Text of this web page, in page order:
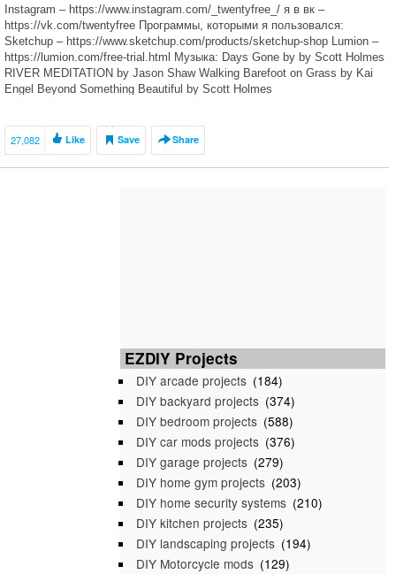
Instagram – https://www.instagram.com/_twentyfree_/ я в вк –
https://vk.com/twentyfree Программы, которыми я пользовался:
Sketchup – https://www.sketchup.com/products/sketchup-shop Lumion –
https://lumion.com/free-trial.html Музыка: Days Gone by by Scott Holmes
RIVER MEDITATION by Jason Shaw Walking Barefoot on Grass by Kai
Engel Beyond Something Beautiful by Scott Holmes
27,082 Like Save Share
EZDIY Projects
DIY arcade projects (184)
DIY backyard projects (374)
DIY bedroom projects (588)
DIY car mods projects (376)
DIY garage projects (279)
DIY home gym projects (203)
DIY home security systems (210)
DIY kitchen projects (235)
DIY landscaping projects (194)
DIY Motorcycle mods (129)